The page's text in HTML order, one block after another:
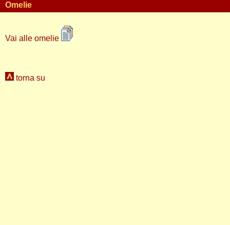
Omelie
Vai alle omelie
torna su